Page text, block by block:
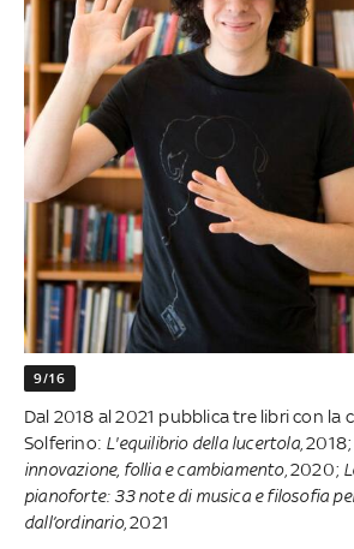
9/16
Dal 2018 al 2021 pubblica tre libri con la
Solferino: L'equilibrio della lucertola, 2018;
innovazione, follia e cambiamento, 2020;
pianoforte: 33 note di musica e filosofia
dall’ordinario, 2021